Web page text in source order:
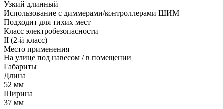
Узкий длинный
Использование с диммерами/контроллерами ШИМ
Подходит для тихих мест
Класс электробезопасности
II (2-й класс)
Место применения
На улице под навесом / в помещении
Габариты
Длина
52 мм
Ширина
37 мм